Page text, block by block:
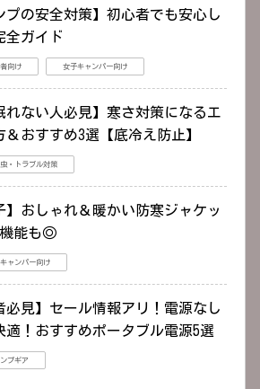
プの安全対策】初心者でも安心し
全ガイド
向け 女子キャンパー向け
れない人必見】寒さ対策になるエ
おすすめ3選【底冷え防止】
・トラブル対策
】おしゃれ＆暖かい防寒ジャケッ
機能も◎
ャンパー向け
必見】セール情報アリ！電源なし
適！おすすめポータブル電源5選
プギア